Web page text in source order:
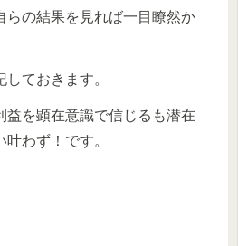
らの結果を見れば一目瞭然か
ておきます。
益を顕在意識で信じるも潜在
わず！です。